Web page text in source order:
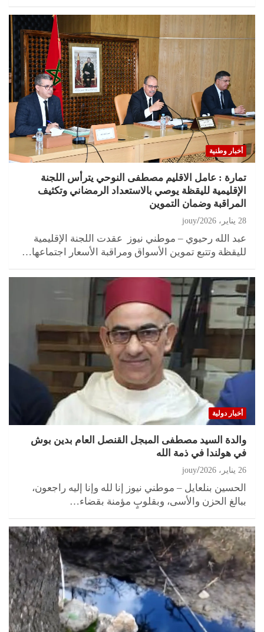
أخبار وطنية
تمارة : عامل الاقليم مصطفى النوحي يترأس اللجنة
الإقليمية لليقظة يوصي بالاستعداد الرمضاني وتكثيف
المراقبة وضمان التموين
28 يناير، 2026 jouy
عبد الله رحيوي – موطني نيوز عقدت اللجنة الإقليمية
لليقظة وتتبع تموين الأسواق ومراقبة الأسعار اجتماعها…
أخبار دولية
والدة السيد مصطفى المبجل القنصل العام بدين بوش
في هولندا في ذمة الله
26 يناير، 2026 jouy
الحسين بنلعايل – موطني نيوز إنا لله وإنا إليه راجعون،
ببالغ الحزن والأسى، وبقلوبٍ مؤمنة بقضاء…